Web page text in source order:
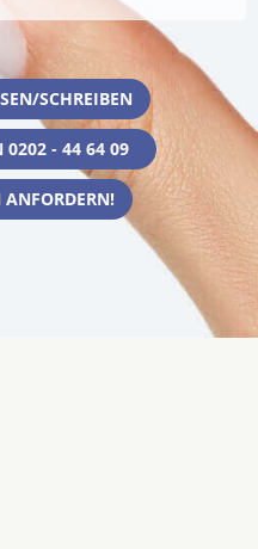
SCHREIBEN
0202 - 44 64 09